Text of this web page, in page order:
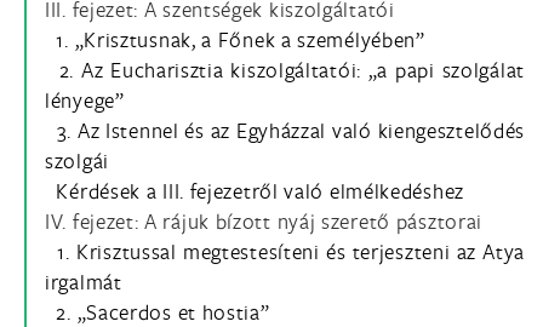
III. fejezet: A szentségek kiszolgáltatói
1. „Krisztusnak, a Főnek a személyében”
2. Az Eucharisztia kiszolgáltatói: „a papi szolgálat
lényege”
3. Az Istennel és az Egyházzal való kiengesztelődés
szolgái
Kérdések a III. fejezetről való elmélkedéshez
IV. fejezet: A rájuk bízott nyáj szerető pásztorai
1. Krisztussal megtestesíteni és terjeszteni az Atya
irgalmát
2. „Sacerdos et hostia”